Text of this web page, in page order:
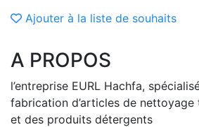
Ajouter à la liste de souhaits
A PROPOS
l’entreprise EURL Hachfa,
fabrication d’articles de
et des produits détergents